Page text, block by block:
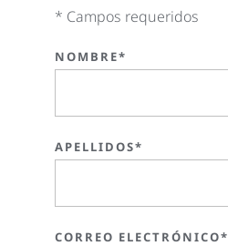
* Campos requeridos
NOMBRE*
APELLIDOS*
CORREO ELECTRÓNICO*